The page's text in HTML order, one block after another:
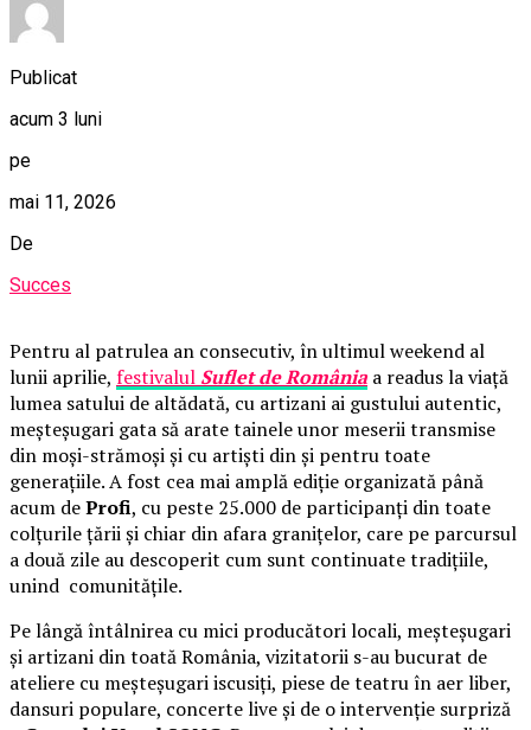
Publicat
acum 3 luni
pe
mai 11, 2026
De
Succes
Pentru al patrulea an consecutiv, în ultimul weekend al
lunii aprilie, festivalul Suflet de România a readus la viață
lumea satului de altădată, cu artizani ai gustului autentic,
meșteșugari gata să arate tainele unor meserii transmise
din moși-strămoși și cu artiști din și pentru toate
generațiile. A fost cea mai amplă ediție organizată până
acum deProfi, cu peste 25.000 de participanți din toate
colțurile țării și chiar din afara granițelor, care pe parcursul
a două zile au descoperit cum sunt continuate tradițiile,
unind comunitățile.
Pe lângă întâlnirea cu mici producători locali, meșteșugari
și artizani din toată România, vizitatorii s-au bucurat de
ateliere cu meșteșugari iscusiți, piese de teatru în aer liber,
dansuri populare, concerte live și de o intervenție surpriză